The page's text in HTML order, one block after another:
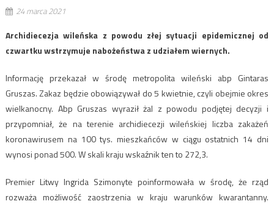
24 marca 2021
Archidiecezja wileńska z powodu złej sytuacji epidemicznej od
czwartku wstrzymuje nabożeństwa z udziałem wiernych.
Informację przekazał w środę metropolita wileński abp Gintaras
Gruszas. Zakaz będzie obowiązywał do 5 kwietnie, czyli obejmie okres
wielkanocny. Abp Gruszas wyraził żal z powodu podjętej decyzji i
przypomniał, że na terenie archidiecezji wileńskiej liczba zakażeń
koronawirusem na 100 tys. mieszkańców w ciągu ostatnich 14 dni
wynosi ponad 500. W skali kraju wskaźnik ten to 272,3.
Premier Litwy Ingrida Szimonyte poinformowała w środę, że rząd
rozważa możliwość zaostrzenia w kraju warunków kwarantanny.